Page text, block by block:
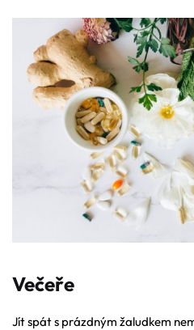
Večeře
Jít spát s prázdným žaludkem